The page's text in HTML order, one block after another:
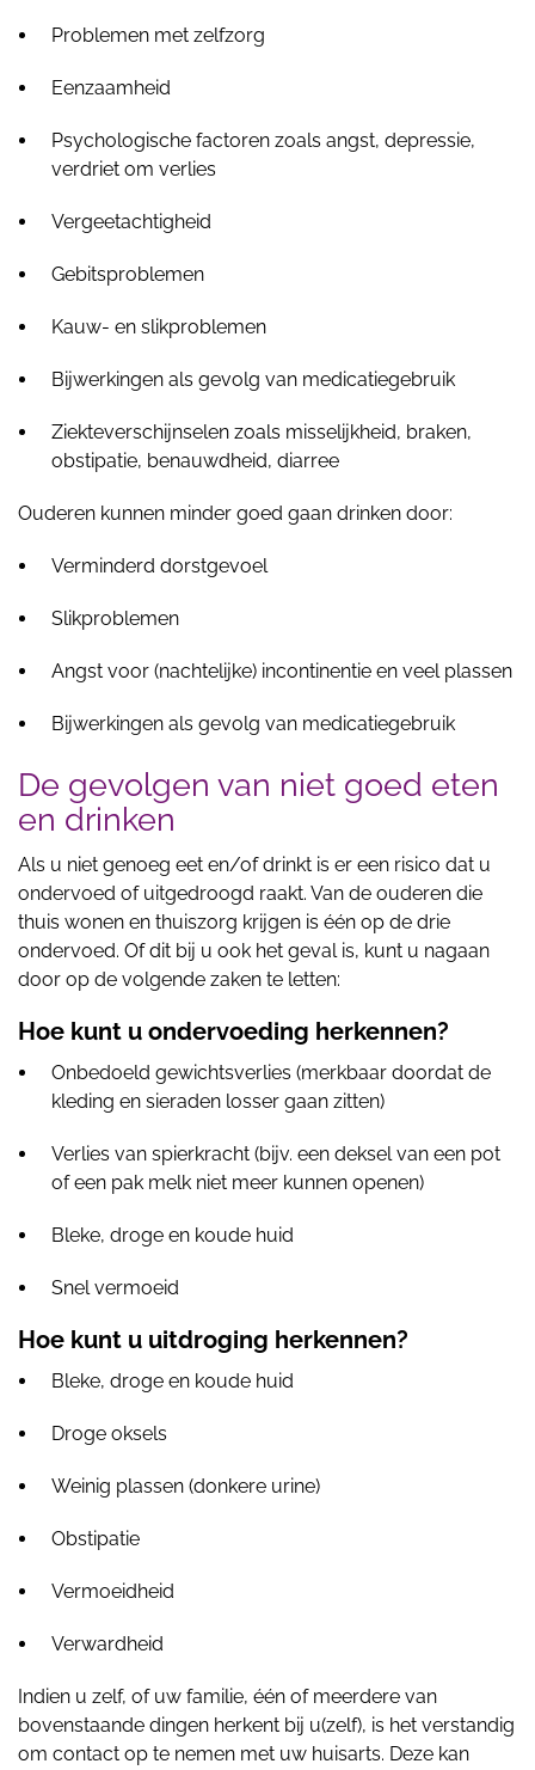
Problemen met zelfzorg
Eenzaamheid
Psychologische factoren zoals angst, depressie,
verdriet om verlies
Vergeetachtigheid
Gebitsproblemen
Kauw- en slikproblemen
Bijwerkingen als gevolg van medicatiegebruik
Ziekteverschijnselen zoals misselijkheid, braken,
obstipatie, benauwdheid, diarree
Ouderen kunnen minder goed gaan drinken door:
Verminderd dorstgevoel
Slikproblemen
Angst voor (nachtelijke) incontinentie en veel plassen
Bijwerkingen als gevolg van medicatiegebruik
De gevolgen van niet goed eten
en drinken
Als u niet genoeg eet en/of drinkt is er een risico dat u
ondervoed of uitgedroogd raakt. Van de ouderen die
thuis wonen en thuiszorg krijgen is één op de drie
ondervoed. Of dit bij u ook het geval is, kunt u nagaan
door op de volgende zaken te letten:
Hoe kunt u ondervoeding herkennen?
Onbedoeld gewichtsverlies (merkbaar doordat de
kleding en sieraden losser gaan zitten)
Verlies van spierkracht (bijv. een deksel van een pot
of een pak melk niet meer kunnen openen)
Bleke, droge en koude huid
Snel vermoeid
Hoe kunt u uitdroging herkennen?
Bleke, droge en koude huid
Droge oksels
Weinig plassen (donkere urine)
Obstipatie
Vermoeidheid
Verwardheid
Indien u zelf, of uw familie, één of meerdere van
bovenstaande dingen herkent bij u(zelf), is het verstandig
om contact op te nemen met uw huisarts. Deze kan